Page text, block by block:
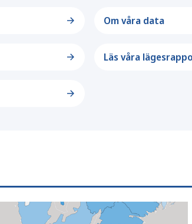
Om våra data
Läs våra